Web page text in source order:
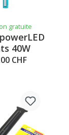
gratuite
40W
CHF